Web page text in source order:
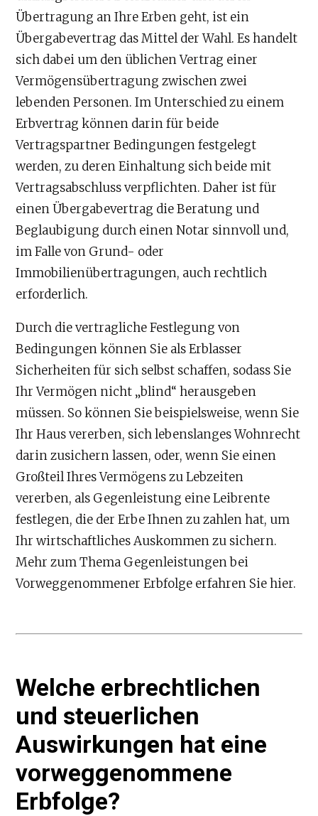
Übertragung an Ihre Erben geht, ist ein
Übergabevertrag das Mittel der Wahl. Es handelt
sich dabei um den üblichen Vertrag einer
Vermögensübertragung zwischen zwei
lebenden Personen. Im Unterschied zu einem
Erbvertrag können darin für beide
Vertragspartner Bedingungen festgelegt
werden, zu deren Einhaltung sich beide mit
Vertragsabschluss verpflichten. Daher ist für
einen Übergabevertrag die Beratung und
Beglaubigung durch einen Notar sinnvoll und,
im Falle von Grund- oder
Immobilienübertragungen, auch rechtlich
erforderlich.
Durch die vertragliche Festlegung von
Bedingungen können Sie als Erblasser
Sicherheiten für sich selbst schaffen, sodass Sie
Ihr Vermögen nicht „blind“ herausgeben
müssen. So können Sie beispielsweise, wenn Sie
Ihr Haus vererben, sich lebenslanges Wohnrecht
darin zusichern lassen, oder, wenn Sie einen
Großteil Ihres Vermögens zu Lebzeiten
vererben, als Gegenleistung eine Leibrente
festlegen, die der Erbe Ihnen zu zahlen hat, um
Ihr wirtschaftliches Auskommen zu sichern.
Mehr zum Thema Gegenleistungen bei
Vorweggenommener Erbfolge erfahren Sie hier.
Welche erbrechtlichen
und steuerlichen
Auswirkungen hat eine
vorweggenommene
Erbfolge?